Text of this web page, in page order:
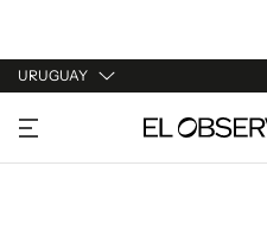
URUGUAY
URUGUAY
ARGENTINA